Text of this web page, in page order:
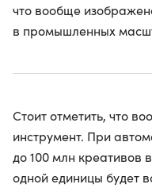
что вообще
в промышленных
Стоит отметить, что
инструмент. При
до 100 млн креативов
одной единицы будет